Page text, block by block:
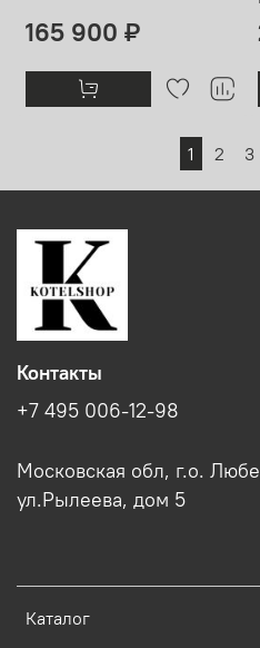
165 900 ₽
1 2 3
Каталог
Контакты
+7 495 006-12-98
Московская обл, г.о.
ул.Рылеева, дом 5